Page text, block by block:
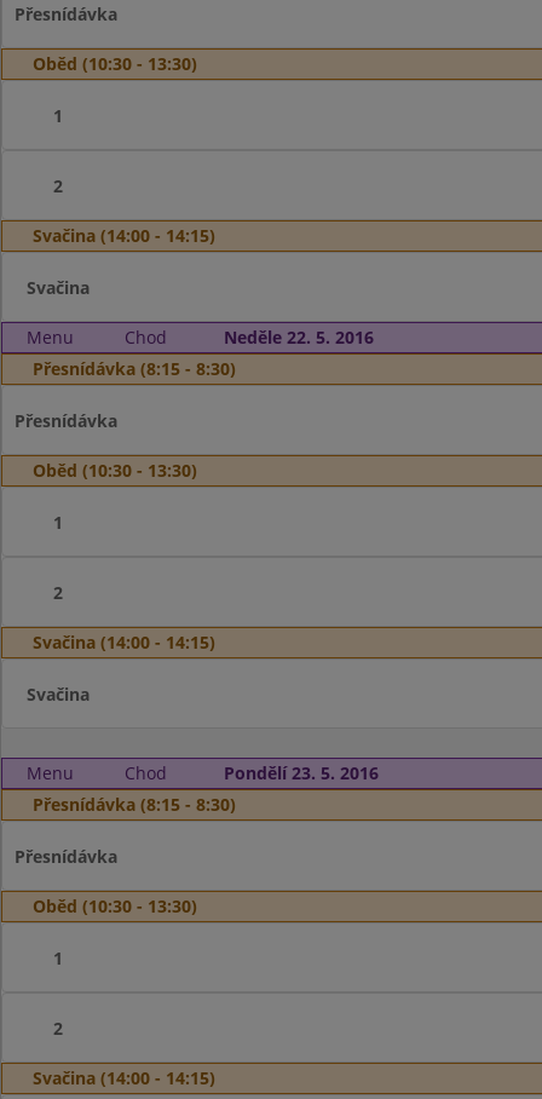
Přesnídávka
Oběd (10:30 - 13:30)
1
2
Svačina (14:00 - 14:15)
Svačina
Menu Chod
Neděle 22. 5. 2016
Přesnídávka (8:15 - 8:30)
Přesnídávka
Oběd (10:30 - 13:30)
1
2
Svačina (14:00 - 14:15)
Svačina
Menu Chod
Pondělí 23. 5. 2016
Přesnídávka (8:15 - 8:30)
Přesnídávka
Oběd (10:30 - 13:30)
1
2
Svačina (14:00 - 14:15)